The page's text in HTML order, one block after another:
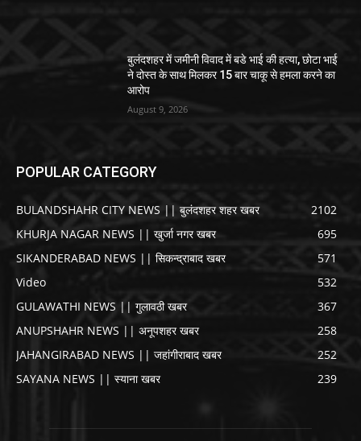
बुलंदशहर में जमीनी विवाद में बडे भाई की हत्या, छोटा भाई
ने दोस्त के साथ मिलकर 15 बार चाकू से हमला करने का
आरोप
August 9, 2026
POPULAR CATEGORY
BULANDSHAHR CITY NEWS || बुलंदशहर शहर खबर
2102
KHURJA NAGAR NEWS || खुर्जा नगर खबर
695
SIKANDERABAD NEWS || सिकन्द्राबाद खबर
571
Video
532
GULAWATHI NEWS || गुलावठी खबर
367
ANUPSHAHR NEWS || अनूपशहर खबर
258
JAHANGIRABAD NEWS || जहांगीराबाद खबर
252
SAYANA NEWS || स्याना खबर
239